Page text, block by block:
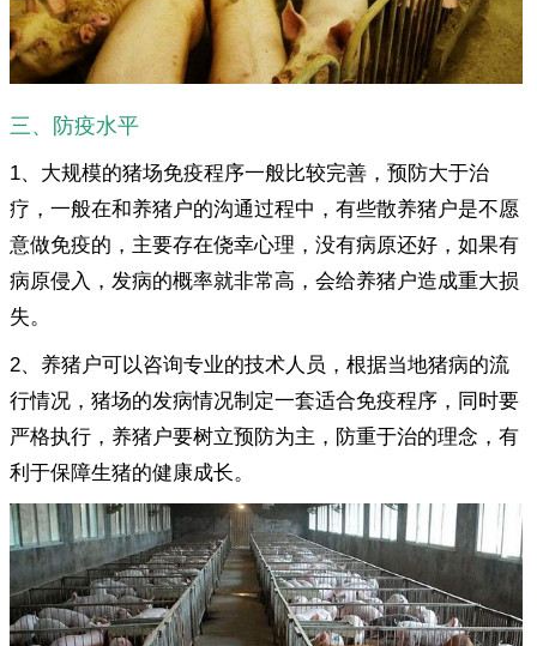
三、防疫水平
1、大规模的猪场免疫程序一般比较完善，预防大于治
疗，一般在和养猪户的沟通过程中，有些散养猪户是不愿
意做免疫的，主要存在侥幸心理，没有病原还好，如果有
病原侵入，发病的概率就非常高，会给养猪户造成重大损
失。
2、养猪户可以咨询专业的技术人员，根据当地猪病的流
行情况，猪场的发病情况制定一套适合免疫程序，同时要
严格执行，养猪户要树立预防为主，防重于治的理念，有
利于保障生猪的健康成长。